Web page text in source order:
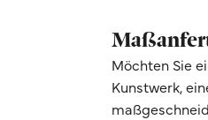
Möchten Sie
Kunstwerk,